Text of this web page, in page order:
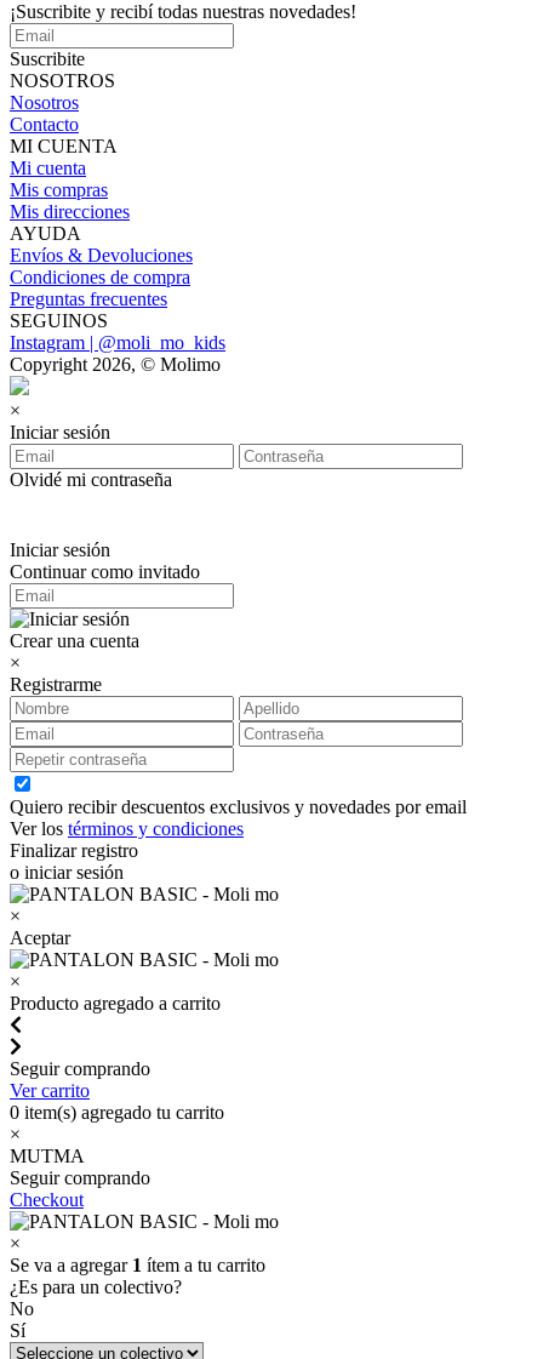
¡Suscribite y recibí todas nuestras novedades!
Suscribite
NOSOTROS
Nosotros
Contacto
MI CUENTA
Mi cuenta
Mis compras
Mis direcciones
AYUDA
Envíos & Devoluciones
Condiciones de compra
Preguntas frecuentes
SEGUINOS
Instagram | @moli_mo_kids
Copyright 2026, © Molimo
×
Iniciar sesión
Olvidé mi contraseña
Iniciar sesión
Continuar como invitado
Crear una cuenta
×
Registrarme
Quiero recibir descuentos exclusivos y novedades por email
Ver los términos y condiciones
Finalizar registro
o iniciar sesión
×
Aceptar
×
Producto agregado a carrito
Seguir comprando
Ver carrito
0 item(s) agregado tu carrito
×
MUTMA
Seguir comprando
Checkout
×
Se va a agregar 1 ítem a tu carrito
¿Es para un colectivo?
No
Sí